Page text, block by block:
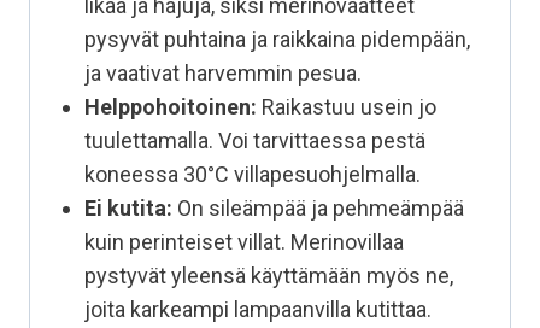
likaa ja hajuja, siksi merinovaatteet
pysyvät puhtaina ja raikkaina pidempään,
ja vaativat harvemmin pesua.
Helppohoitoinen: Raikastuu usein jo
tuulettamalla. Voi tarvittaessa pestä
koneessa 30°C villapesuohjelmalla.
Ei kutita: On sileämpää ja pehmeämpää
kuin perinteiset villat. Merinovillaa
pystyvät yleensä käyttämään myös ne,
joita karkeampi lampaanvilla kutittaa.